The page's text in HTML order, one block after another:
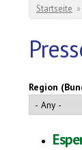
Sie
Startseite »
Region